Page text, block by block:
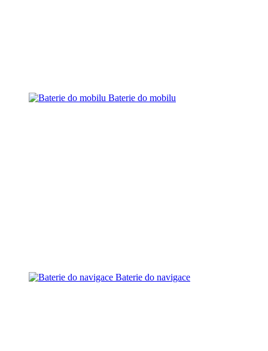
Baterie do mobilu
Baterie do navigace